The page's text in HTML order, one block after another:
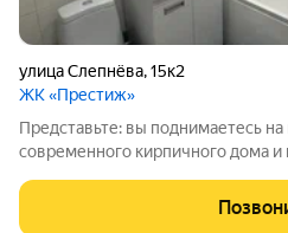
улица Слепнёва,15к2
ЖК «Престиж»
Представьте: вы поднимаетесь
современного кирпичного дома и
и невероятно уютную
Именно такое пространство ждёт